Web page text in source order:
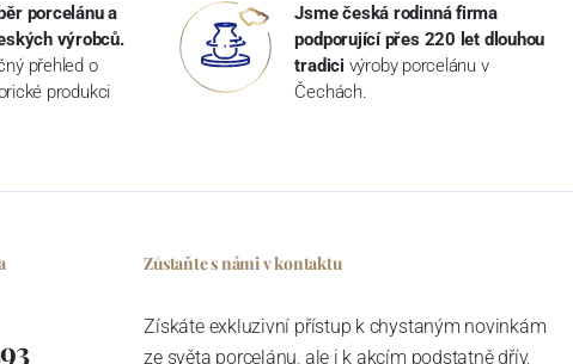
porcelánu a
výrobců.
přehled o
produkci
Jsme česká rodinná firma
podporující přes 220 let dlouhou
tradici výroby porcelánu v
Čechách.
Zůstaňte s námi v kontaktu
Získáte exkluzivní přístup k chystaným novinkám
ze světa porcelánu, ale i k akcím podstatně dřív,